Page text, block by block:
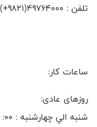
تلفن : 49764000(۹۸۲۱+)
ساعات کار:
روزهای عادی:
شنبه الي چهارشنبه : ۰۰: ۸ لغايت ۱۶:۰۰